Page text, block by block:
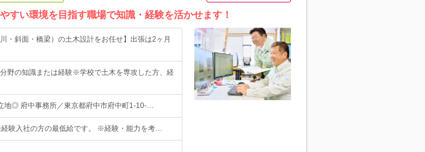
すい環境を目指す職場で知識・経験を活かせます！
・斜面・橋梁）の土木設計をお任せ】出張は2ヶ月
野の知識または経験※学校で土木を専攻した方、経
地◎ 府中事務所／東京都府中市府中町1-10-…
験入社の方の最低給です。 ※経験・能力を考…